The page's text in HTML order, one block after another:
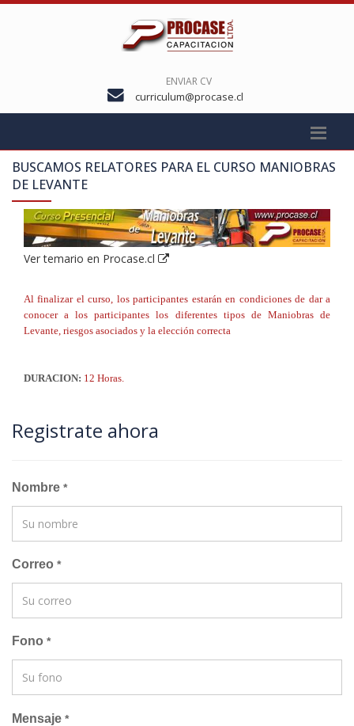
ENVIAR CV
curriculum@procase.cl
BUSCAMOS RELATORES PARA EL CURSO MANIOBRAS
DE LEVANTE
Ver temario en Procase.cl
Al finalizar el curso, los participantes estarán en condiciones de dar a
conocer a los participantes los diferentes tipos de Maniobras de
Levante, riesgos asociados y la elección correcta
DURACION: 12 Horas.
Registrate ahora
Nombre *
Correo *
Fono *
Mensaje *